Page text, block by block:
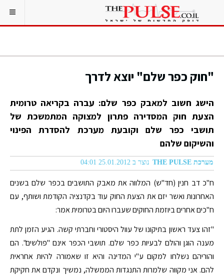
"חוק כפר שלם" יוצא לדרך
הישג חשוב למאבק כפר שלם: עברה בקריאה טרומית
הצעת חוק המסדירה פתרון למצוקה המתמשכת של
תושבי כפר שלם וקובעת מערכת להסדרת הפינוי
והשיקום שלהם
מערכת THE PULSE נוצר ב 25.01.2012 04:01
ח"כ דב חנין (חד"ש) המלווה את מאבק התושבים בכפר שלם בשנים
האחרונות ואשר יזם את הצעת החוק עוד בקדנציה הקודמת ושותף, עם
ח"כים אחרים ביוזמת החוקים שעברו היום בטרומית אמר:
"זהו צעד ראשון בתיקונו של עוול היסטורי וחברתי קשה. הגיע הזמן לתת
מענה הוגן והולם לבעיות כפר שלם. תושבי הכפר אינם "פולשים". הם
והוריהם נשלחו למקום ע"י המדינה והיא זו שאמורה להיות אחראית
להם. אני מקווה שלמרות התנגדות הממשלה, נמשיך ונקדם את חקיקת